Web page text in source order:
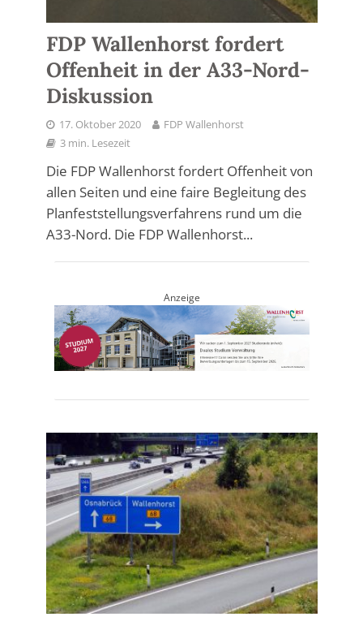
FDP Wallenhorst fordert
Offenheit in der A33-Nord-
Diskussion
17. Oktober 2020
FDP Wallenhorst
3 min. Lesezeit
Die FDP Wallenhorst fordert Offenheit von
allen Seiten und eine faire Begleitung des
Planfeststellungsverfahrens rund um die
A33-Nord. Die FDP Wallenhorst...
Anzeige